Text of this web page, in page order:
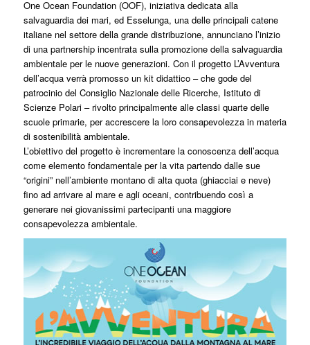
One Ocean Foundation (OOF), iniziativa dedicata alla
salvaguardia dei mari, ed Esselunga, una delle principali catene
italiane nel settore della grande distribuzione, annunciano l’inizio
di una partnership incentrata sulla promozione della salvaguardia
ambientale per le nuove generazioni. Con il progetto L’Avventura
dell’acqua verrà promosso un kit didattico – che gode del
patrocinio del Consiglio Nazionale delle Ricerche, Istituto di
Scienze Polari – rivolto principalmente alle classi quarte delle
scuole primarie, per accrescere la loro consapevolezza in materia
di sostenibilità ambientale.
L’obiettivo del progetto è incrementare la conoscenza dell’acqua
come elemento fondamentale per la vita partendo dalle sue
“origini” nell’ambiente montano di alta quo­ta (ghiacciai e neve)
fino ad arrivare al mare e agli oceani, contribuendo così a
generare nei giovanissimi partecipanti una maggiore
consapevolezza ambien­tale.